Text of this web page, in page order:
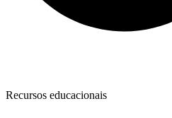
Recursos educacionais